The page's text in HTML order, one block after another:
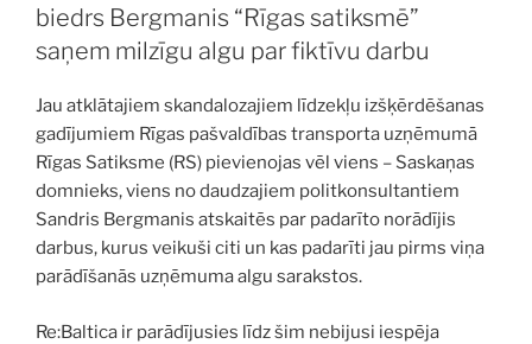
biedrs Bergmanis “Rīgas satiksmē”
saņem milzīgu algu par fiktīvu darbu
Jau atklātajiem skandalozajiem līdzekļu izšķērdēšanas
gadījumiem Rīgas pašvaldības transporta uzņēmumā
Rīgas Satiksme (RS) pievienojas vēl viens – Saskaņas
domnieks, viens no daudzajiem politkonsultantiem
Sandris Bergmanis atskaitēs par padarīto norādījis
darbus, kurus veikuši citi un kas padarīti jau pirms viņa
parādīšanās uzņēmuma algu sarakstos.
Re:Baltica ir parādījusies līdz šim nebijusi iespēja